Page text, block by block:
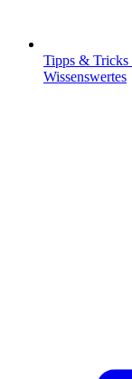
Tipps & Tricks
Wissenswertes